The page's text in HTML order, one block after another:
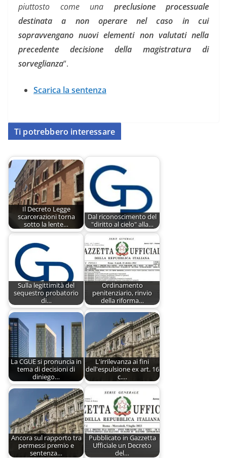
piuttosto come una preclusione processuale
destinata a non operare nel caso in cui
sopravvengano nuovi elementi non valutati nella
precedente decisione della magistratura di
sorveglianza“.
Scarica la sentenza
Ti potrebbero interessare
Il Decreto Legge
scarcerazioni torna
sotto la lente…
Dal riconoscimento del
"diritto al cielo" alla…
Sulla legittimità del
sequestro probatorio
di…
Ordinamento
penitenziario, rinvio
della riforma…
La CGUE si pronuncia in
tema di decisioni di
diniego…
L'irrilevanza ai fini
dell'espulsione ex art. 16
c.…
Ancora sul rapporto tra
permessi premio e
sentenza…
Pubblicato in Gazzetta
Ufficiale un Decreto
del…